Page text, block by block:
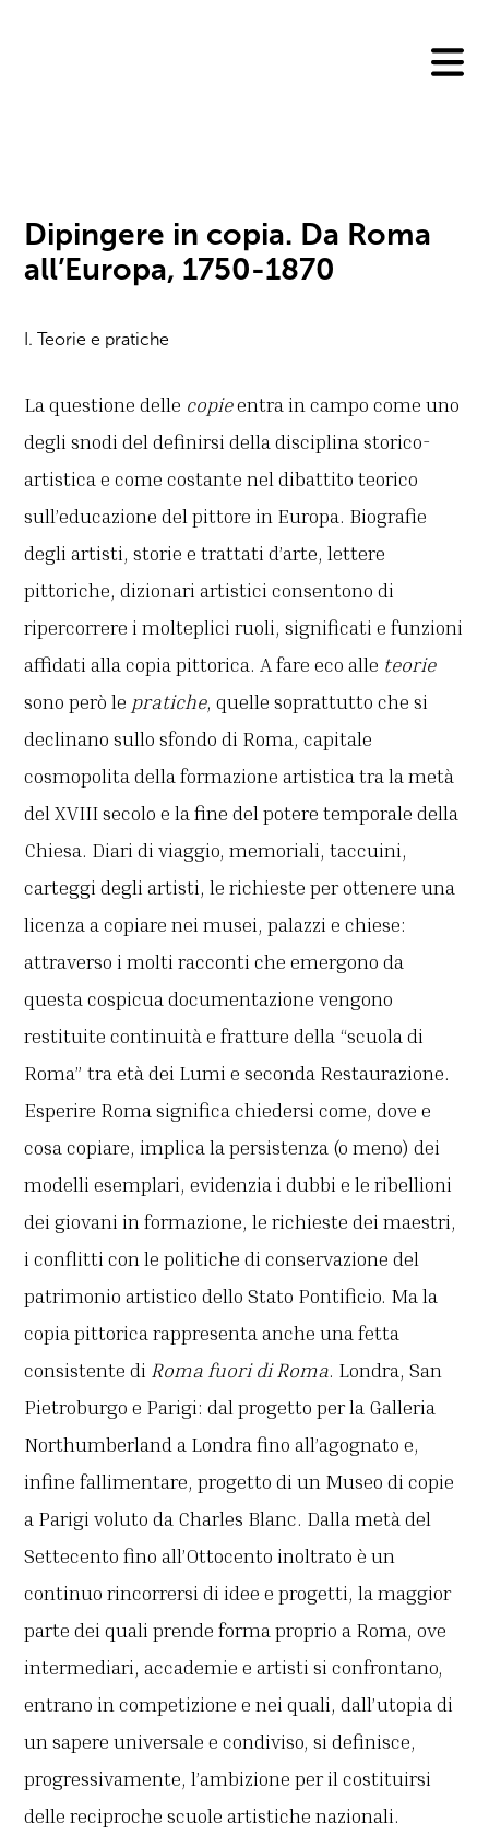
Dipingere in copia. Da Roma
all’Europa, 1750-1870
I. Teorie e pratiche
La questione delle copieentra in campo come uno
degli snodi del definirsi della disciplina storico-
artistica e come costante nel dibattito teorico
sull’educazione del pittore in Europa. Biografie
degli artisti, storie e trattati d’arte, lettere
pittoriche, dizionari artistici consentono di
ripercorrere i molteplici ruoli, significati e funzioni
affidati alla copia pittorica. A fare eco alle teorie
sono però le pratiche, quelle soprattutto che si
declinano sullo sfondo di Roma, capitale
cosmopolita della formazione artistica tra la metà
del XVIII secolo e la fine del potere temporale della
Chiesa. Diari di viaggio, memoriali, taccuini,
carteggi degli artisti, le richieste per ottenere una
licenza a copiare nei musei, palazzi e chiese:
attraverso i molti racconti che emergono da
questa cospicua documentazione vengono
restituite continuità e fratture della “scuola di
Roma” tra età dei Lumi e seconda Restaurazione.
Esperire Roma significa chiedersi come, dove e
cosa copiare, implica la persistenza (o meno) dei
modelli esemplari, evidenzia i dubbi e le ribellioni
dei giovani in formazione, le richieste dei maestri,
i conflitti con le politiche di conservazione del
patrimonio artistico dello Stato Pontificio. Ma la
copia pittorica rappresenta anche una fetta
consistente di Roma fuori di Roma. Londra, San
Pietroburgo e Parigi: dal progetto per la Galleria
Northumberland a Londra fino all’agognato e,
infine fallimentare, progetto di un Museo di copie
a Parigi voluto da Charles Blanc. Dalla metà del
Settecento fino all’Ottocento inoltrato è un
continuo rincorrersi di idee e progetti, la maggior
parte dei quali prende forma proprio a Roma, ove
intermediari, accademie e artisti si confrontano,
entrano in competizione e nei quali, dall’utopia di
un sapere universale e condiviso, si definisce,
progressivamente, l’ambizione per il costituirsi
delle reciproche scuole artistiche nazionali.